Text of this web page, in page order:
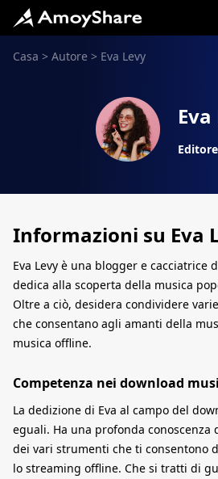
Casa > Autore > Eva Levy
Informazioni su Eva
Eva Levy è una blogger e cacciatrice
dedica alla scoperta della musica
Oltre a ciò, desidera condividere
che consentano agli amanti della
musica offline.
Competenza nei download
La dedizione di Eva al campo del
eguali. Ha una profonda
dei vari strumenti che ti consentono
lo streaming offline. Che si tratti di